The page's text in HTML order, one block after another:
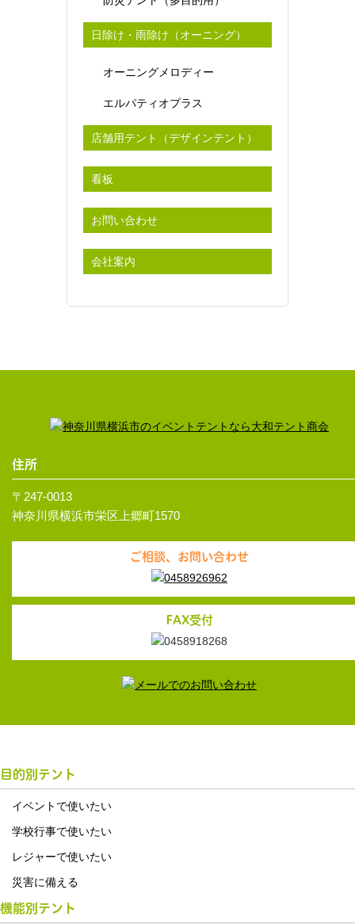
日除け・雨除け（オーニング）
オーニングメロディー
エルパティオプラス
店舗用テント（デザインテント）
看板
お問い合わせ
会社案内
住所
〒247-0013
神奈川県横浜市栄区上郷町1570
ご相談、お問い合わせ
FAX受付
目的別テント
イベントで使いたい
学校行事で使いたい
レジャーで使いたい
災害に備える
機能別テント